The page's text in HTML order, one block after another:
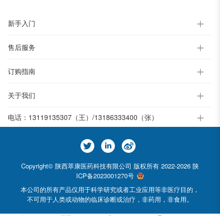
新手入门
售后服务
订购指南
关于我们
电话： 13119135307（王）/13186333400（张）
Copyright© 陕西萃康医药科技有限公司 版权所有 2022-2026 陕
ICP备2023001270号
本公司的所有产品仅用于科学研究或者工业应用等非医疗目的，
不可用于人类或动物的临床诊断或治疗，非药用，非食用。